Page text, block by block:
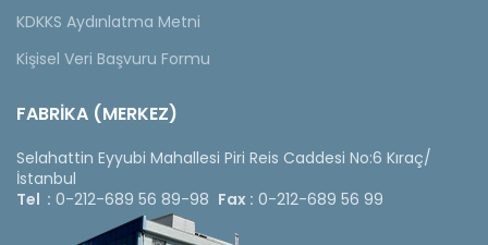
KDKKS Aydınlatma Metni
Kişisel Veri Başvuru Formu
FABRİKA (MERKEZ)
Selahattin Eyyubi Mahallesi Piri Reis Caddesi No:6 Kıraç/
İstanbul
Tel : 0-212-689 56 89-98 Fax : 0-212-689 56 99